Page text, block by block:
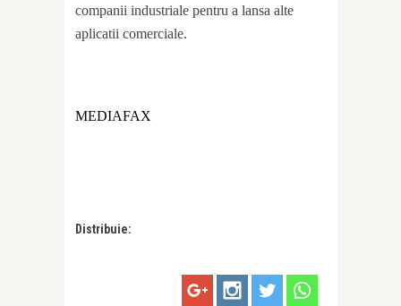
companii industriale pentru a lansa alte
aplicatii comerciale.
MEDIAFAX
Distribuie: